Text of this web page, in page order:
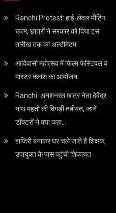
Ranchi Protest: हाई-लेवल मीटिंग
खत्म, छात्रों ने सरकार को दिया इस
तारीख तक का अल्टीमेटम
आदिवासी महोत्सव में फिल्म फेस्टिवल व
मास्टर क्लास का आयोजन
Ranchi: अनशनरत छात्र नेता देवेंद्र
नाथ महतो की बिगड़ी तबीयत, जानें
डॉक्टरों ने क्या कहा…
हाजिरी बनाकर घर चले जाते हैं शिक्षक,
उपायुक्त के पास पहुंची शिकायत